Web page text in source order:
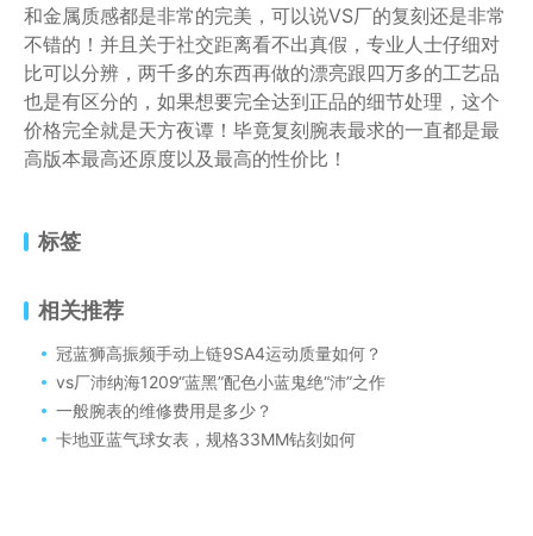
和金属质感都是非常的完美，可以说VS厂的复刻还是非常
不错的！并且关于社交距离看不出真假，专业人士仔细对
比可以分辨，两千多的东西再做的漂亮跟四万多的工艺品
也是有区分的，如果想要完全达到正品的细节处理，这个
价格完全就是天方夜谭！毕竟复刻腕表最求的一直都是最
高版本最高还原度以及最高的性价比！
标签
相关推荐
冠蓝狮高振频手动上链9SA4运动质量如何？
vs厂沛纳海1209“蓝黑”配色小蓝鬼绝“沛”之作
一般腕表的维修费用是多少？
卡地亚蓝气球女表，规格33MM钻刻如何